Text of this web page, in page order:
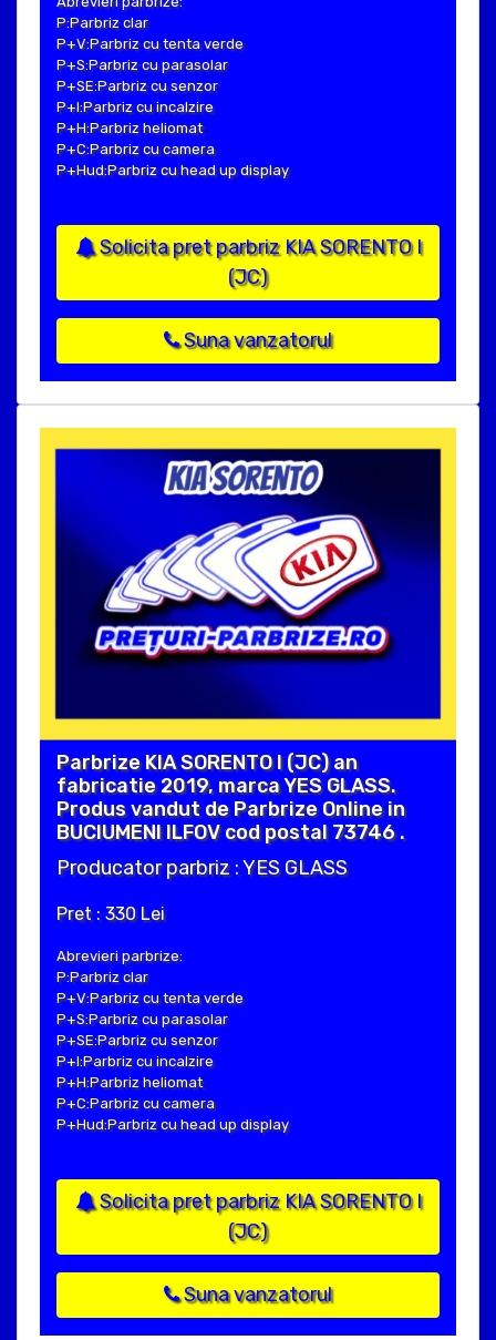
P:Parbriz clar
P+V:Parbriz cu tenta verde
P+S:Parbriz cu parasolar
P+SE:Parbriz cu senzor
P+I:Parbriz cu incalzire
P+H:Parbriz heliomat
P+C:Parbriz cu camera
P+Hud:Parbriz cu head up display
Solicita pret parbriz KIA SORENTO I
(JC)
Suna vanzatorul
Parbrize KIA SORENTO I (JC) an
fabricatie 2019, marca YES GLASS.
Produs vandut de Parbrize Online in
BUCIUMENI ILFOV cod postal 73746 .
Producator parbriz : YES GLASS
Pret : 330 Lei
Abrevieri parbrize:
P:Parbriz clar
P+V:Parbriz cu tenta verde
P+S:Parbriz cu parasolar
P+SE:Parbriz cu senzor
P+I:Parbriz cu incalzire
P+H:Parbriz heliomat
P+C:Parbriz cu camera
P+Hud:Parbriz cu head up display
Solicita pret parbriz KIA SORENTO I
(JC)
Suna vanzatorul